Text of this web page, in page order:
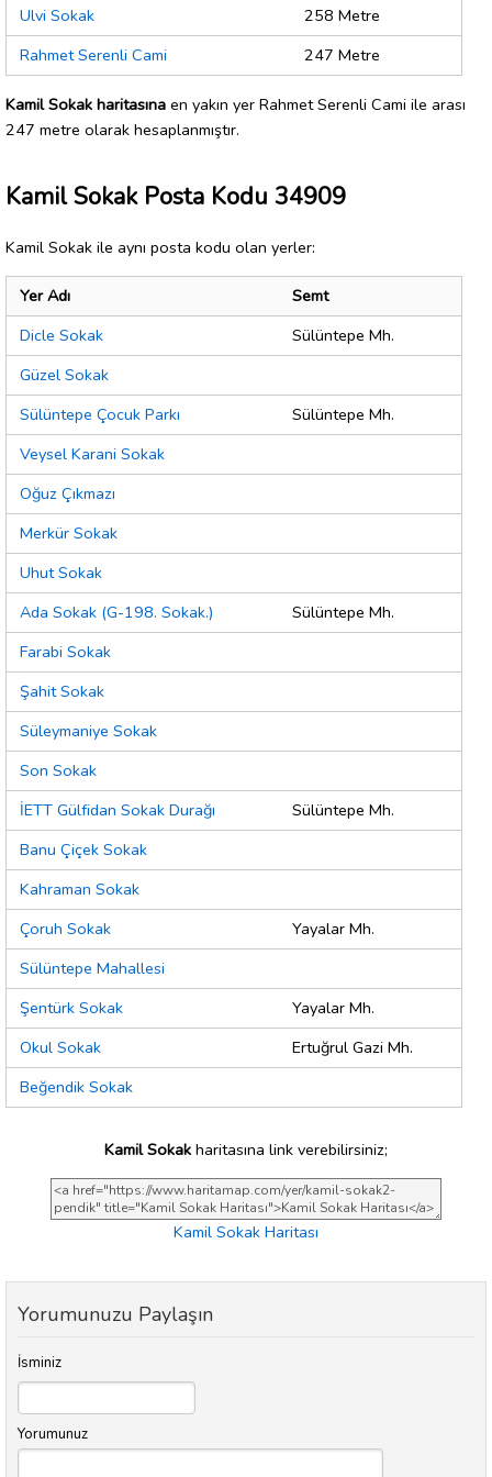
Ulvi Sokak
258 Metre
Rahmet Serenli Cami
247 Metre
Kamil Sokak haritasına en yakın yer Rahmet Serenli Cami ile arası
247 metre olarak hesaplanmıştır.
Kamil Sokak Posta Kodu 34909
Kamil Sokak ile aynı posta kodu olan yerler:
Yer Adı
Semt
Dicle Sokak
Sülüntepe Mh.
Güzel Sokak
Sülüntepe Çocuk Parkı
Sülüntepe Mh.
Veysel Karani Sokak
Oğuz Çıkmazı
Merkür Sokak
Uhut Sokak
Ada Sokak (G-198. Sokak.)
Sülüntepe Mh.
Farabi Sokak
Şahit Sokak
Süleymaniye Sokak
Son Sokak
İETT Gülfidan Sokak Durağı
Sülüntepe Mh.
Banu Çiçek Sokak
Kahraman Sokak
Çoruh Sokak
Yayalar Mh.
Sülüntepe Mahallesi
Şentürk Sokak
Yayalar Mh.
Okul Sokak
Ertuğrul Gazi Mh.
Beğendik Sokak
Kamil Sokak haritasına link verebilirsiniz;
Kamil Sokak Haritası
Yorumunuzu Paylaşın
İsminiz
Yorumunuz